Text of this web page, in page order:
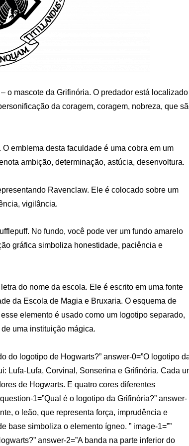
o mascote da Grifinória. O predador está localizado
da coragem, coragem, nobreza, que
emblema desta faculdade é uma cobra em um
ambição, determinação, astúcia, desenvoltura.
Ravenclaw. Ele é colocado sobre um
vigilância.
No fundo, você pode ver um fundo amarelo
gráfica simboliza honestidade, paciência e
do nome da escola. Ele é escrito em uma fonte
da Escola de Magia e Bruxaria. O esquema de
elemento é usado como um logotipo separado,
uma instituição mágica.
do logotipo de Hogwarts?” answer-0=”O logotipo
Lufa-Lufa, Corvinal, Sonserina e Grifinória. Cada
de Hogwarts. E quatro cores diferentes
1=”Qual é o logotipo da Grifinória?” answer-
o leão, que representa força, imprudência e
base simboliza o elemento ígneo. ” image-1=””
answer-2=”A banda na parte inferior do